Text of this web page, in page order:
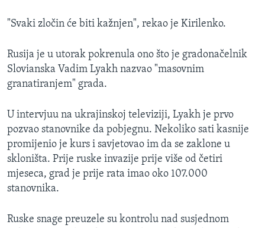
"Svaki zločin će biti kažnjen", rekao je Kirilenko.
Rusija je u utorak pokrenula ono što je gradonačelnik
Slovianska Vadim Lyakh nazvao "masovnim
granatiranjem" grada.
U intervjuu na ukrajinskoj televiziji, Lyakh je prvo
pozvao stanovnike da pobjegnu. Nekoliko sati kasnije
promijenio je kurs i savjetovao im da se zaklone u
skloništa. Prije ruske invazije prije više od četiri
mjeseca, grad je prije rata imao oko 107.000
stanovnika.
Ruske snage preuzele su kontrolu nad susjednom